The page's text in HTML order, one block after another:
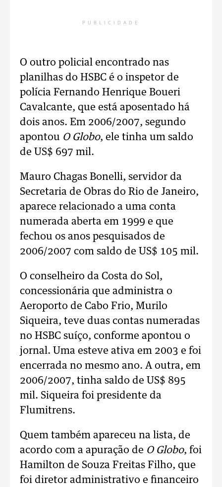
PUBLICIDADE
O outro policial encontrado nas
planilhas do HSBC é o inspetor de
polícia Fernando Henrique Boueri
Cavalcante, que está aposentado há
dois anos. Em 2006/2007, segundo
apontou O Globo, ele tinha um saldo
de US$ 697 mil.
Mauro Chagas Bonelli, servidor da
Secretaria de Obras do Rio de Janeiro,
aparece relacionado a uma conta
numerada aberta em 1999 e que
fechou os anos pesquisados de
2006/2007 com saldo de US$ 105 mil.
O conselheiro da Costa do Sol,
concessionária que administra o
Aeroporto de Cabo Frio, Murilo
Siqueira, teve duas contas numeradas
no HSBC suíço, conforme apontou o
jornal. Uma esteve ativa em 2003 e foi
encerrada no mesmo ano. A outra, em
2006/2007, tinha saldo de US$ 895
mil. Siqueira foi presidente da
Flumitrens.
Quem também apareceu na lista, de
acordo com a apuração de O Globo, foi
Hamilton de Souza Freitas Filho, que
foi diretor administrativo e financeiro